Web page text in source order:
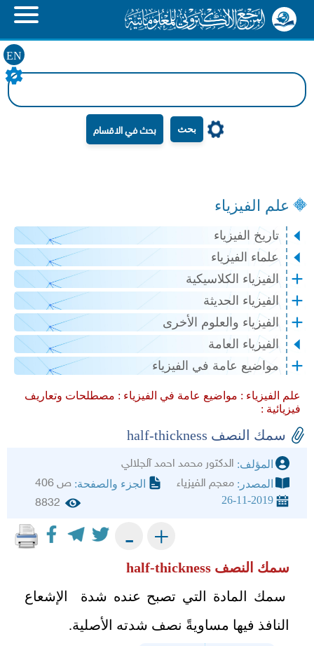
EN
بحث
علم الفيزياء
تاريخ الفيزياء
علماء الفيزياء
الفيزياء الكلاسيكية
الفيزياء الحديثة
الفيزياء والعلوم الأخرى
الفيزياء العامة
مواضيع عامة في الفيزياء
علم الفيزياء : مواضيع عامة في الفيزياء : مصطلحات وتعاريف
فيزيائية :
سمك النصف half-thickness
المؤلف: الدكتور محمد احمد آلجلالي
المصدر: معجم الفيزياء الجزء والصفحة: ص 406
26-11-2019
8832
+
-
سمك النصف half-thickness
سمك المادة التي تصبح عنده شدة الإشعاع
النافذ فيها مساويةً نصف شدته الأصلية.